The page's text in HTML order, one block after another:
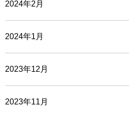
2024年2月
2024年1月
2023年12月
2023年11月